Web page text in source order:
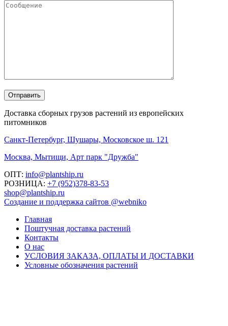
Доставка сборных грузов растений из европейских
питомников
Санкт-Петербург, Шушары, Московское ш. 121
Москва, Мытищи, Арт парк "Дружба"
ОПТ: info@plantship.ru
РОЗНИЦА: +7 (952)378-83-53
shop@plantship.ru
Создание и поддержка сайтов @webniko
Главная
Поштучная доставка растений
Контакты
О нас
УСЛОВИЯ ЗАКАЗА, ОПЛАТЫ И ДОСТАВКИ
Условные обозначения растений